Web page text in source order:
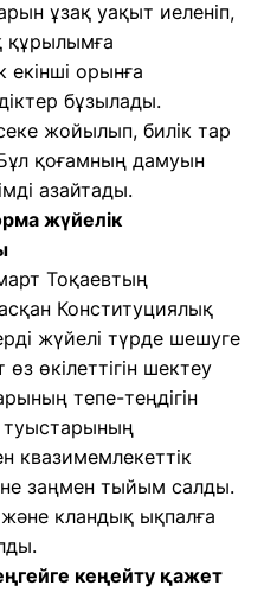
ұзақ уақыт иеленіп,
құрылымға
екінші орынға
бұзылады.
жойылып, билік тар
қоғамның дамуын
азайтады.
жүйелік
Тоқаевтың
Конституциялық
жүйелі түрде шешуге
өкілеттігін шектеу
тепе-теңдігін
туыстарының
квазимемлекеттік
заңмен тыйым салды.
кландық ықпалға
кеңейту қажет